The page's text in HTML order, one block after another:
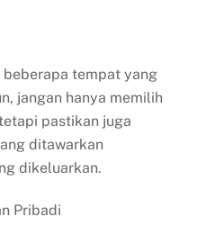
tempat yang
jangan hanya memilih
pastikan juga
ditawarkan
dikeluarkan.
Pribadi